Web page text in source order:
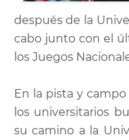
después de la
cabo junto con el
los Juegos
En la pista y
los universitarios
su camino a la